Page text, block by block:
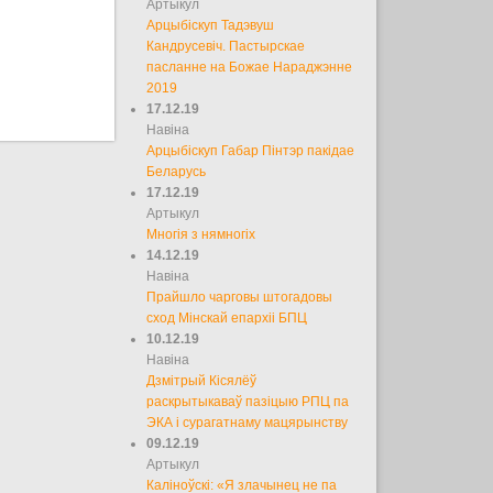
Артыкул
Арцыбіскуп Тадэвуш
Кандрусевіч. Пастырскае
пасланне на Божае Нараджэнне
2019
17.12.19
Навіна
Арцыбіскуп Габар Пінтэр пакідае
Беларусь
17.12.19
Артыкул
Многія з нямногіх
14.12.19
Навіна
Прайшло чарговы штогадовы
сход Мінскай епархіі БПЦ
10.12.19
Навіна
Дзмітрый Кісялёў
раскрытыкаваў пазіцыю РПЦ па
ЭКА і сурагатнаму мацярынству
09.12.19
Артыкул
Каліноўскі: «Я злачынец не па